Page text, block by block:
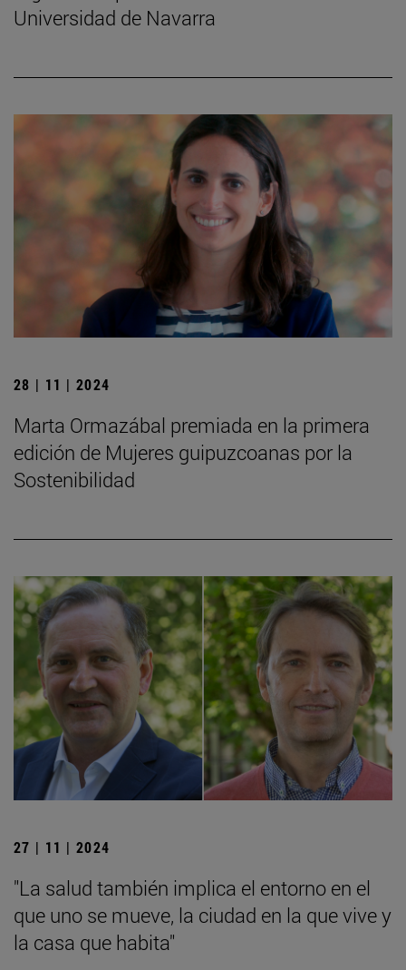
Universidad de Navarra
28 | 11 | 2024
Marta Ormazábal premiada en la primera
edición de Mujeres guipuzcoanas por la
Sostenibilidad
27 | 11 | 2024
"La salud también implica el entorno en el
que uno se mueve, la ciudad en la que vive y
la casa que habita"